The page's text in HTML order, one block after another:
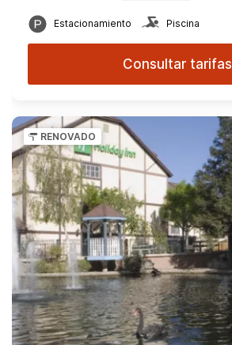
Estacionamiento Piscina
Consultar tarifas
RENOVADO